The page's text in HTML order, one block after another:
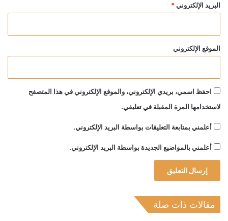
البريد الإلكتروني *
الموقع الإلكتروني
احفظ اسمي، بريدي الإلكتروني، والموقع الإلكتروني في هذا المتصفح
لاستخدامها المرة المقبلة في تعليقي.
أعلمني بمتابعة التعليقات بواسطة البريد الإلكتروني.
أعلمني بالمواضيع الجديدة بواسطة البريد الإلكتروني.
مقالات ذات صلة